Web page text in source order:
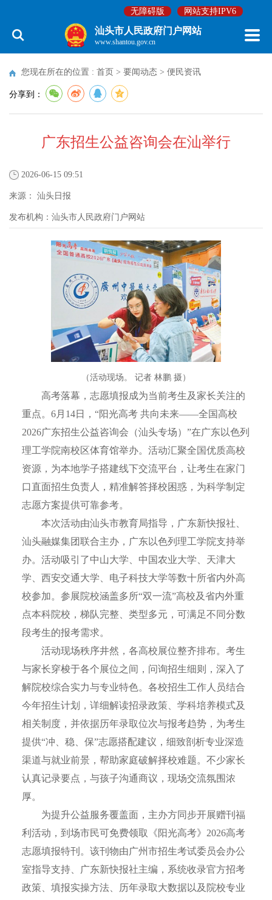
无障碍版 网站支持IPV6
汕头市人民政府门户网站
www.shantou.gov.cn
您现在所在的位置 : 首页 > 要闻动态 > 便民资讯
分享到：
广东招生公益咨询会在汕举行
2026-06-15 09:51
来源： 汕头日报
发布机构： 汕头市人民政府门户网站
（活动现场。 记者 林鹏 摄）
高考落幕，志愿填报成为当前考生及家长关注的
重点。6月14日，“阳光高考 共向未来——全国高校
2026广东招生公益咨询会（汕头专场）”在广东以色列
理工学院南校区体育馆举办。活动汇聚全国优质高校
资源，为本地学子搭建线下交流平台，让考生在家门
口直面招生负责人，精准解答择校困惑，为科学制定
志愿方案提供可靠参考。
本次活动由汕头市教育局指导，广东新快报社、
汕头融媒集团联合主办，广东以色列理工学院支持举
办。活动吸引了中山大学、中国农业大学、天津大
学、西安交通大学、电子科技大学等数十所省内外高
校参加。参展院校涵盖多所“双一流”高校及省内外重
点本科院校，梯队完整、类型多元，可满足不同分数
段考生的报考需求。
活动现场秩序井然，各高校展位整齐排布。考生
与家长穿梭于各个展位之间，问询招生细则，深入了
解院校综合实力与专业特色。各校招生工作人员结合
今年招生计划，详细解读招录政策、学科培养模式及
相关制度，并依据历年录取位次与报考趋势，为考生
提供“冲、稳、保”志愿搭配建议，细致剖析专业深造
渠道与就业前景，帮助家庭破解择校难题。不少家长
认真记录要点，与孩子沟通商议，现场交流氛围浓
厚。
为提升公益服务覆盖面，主办方同步开展赠刊福
利活动，到场市民可免费领取《阳光高考》2026高考
志愿填报特刊。该刊物由广州市招生考试委员会办公
室指导支持、广东新快报社主编，系统收录官方招考
政策、填报实操方法、历年录取大数据以及院校专业